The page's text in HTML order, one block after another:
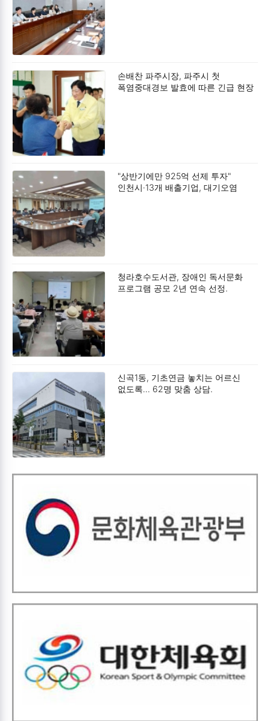
손배찬 파주시장, 파주시 첫
폭염중대경보 발효에 따른 긴급 현장
"상반기에만 925억 선제 투자"
인천시·13개 배출기업, 대기오염
청라호수도서관, 장애인 독서문화
프로그램 공모 2년 연속 선정.
신곡1동, 기초연금 놓치는 어르신
없도록… 62명 맞춤 상담.